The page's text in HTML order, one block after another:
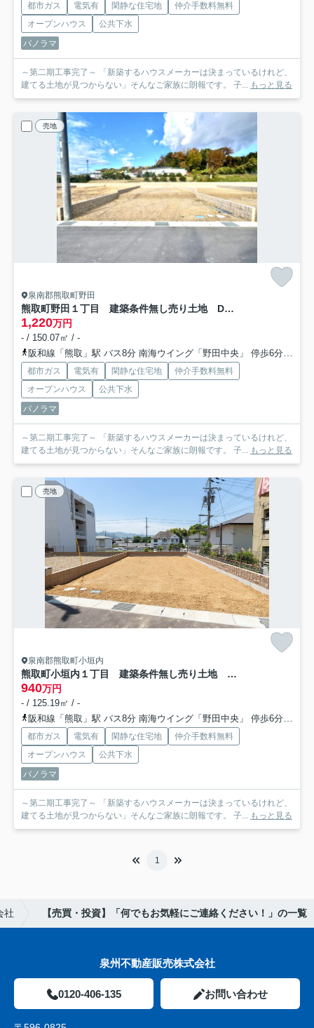
都市ガス 電気有 閑静な住宅地
仲介手数料無料
オープンハウス
公共下水
パノラマ
～第二期工事完了～ 「新築するハウスメーカーは決まっているけれど、
建てる土地が見つからない」そんなご家族に朗報です。 子... もっと見る
売地
泉南郡熊取町野田
熊取町野田１丁目 建築条件無し売り土地 D号地
1,220万円
- / 150.07㎡ / -
阪和線「熊取」駅 バス8分 南海ウイング「野田中央」 停歩6分
都市ガス 電気有 閑静な住宅地
仲介手数料無料
オープンハウス
公共下水
パノラマ
～第二期工事完了～ 「新築するハウスメーカーは決まっているけれど、
建てる土地が見つからない」そんなご家族に朗報です。 子... もっと見る
売地
泉南郡熊取町小垣内
熊取町小垣内１丁目 建築条件無し売り土地 N号地
940万円
- / 125.19㎡ / -
阪和線「熊取」駅 バス8分 南海ウイング「野田中央」 停歩6分
都市ガス 電気有 閑静な住宅地
仲介手数料無料
オープンハウス
公共下水
パノラマ
～第二期工事完了～ 「新築するハウスメーカーは決まっているけれど、
建てる土地が見つからない」そんなご家族に朗報です。 子... もっと見る
1
社 【売買・投資】「何でもお気軽にご連絡ください！」の一覧
泉州不動産販売株式会社
0120-406-135 お問い合わせ